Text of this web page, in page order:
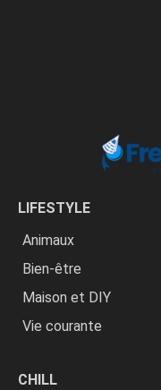
LIFESTYLE
Animaux
Bien-être
Maison et DIY
Vie courante
CHILL